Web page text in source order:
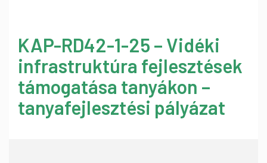
KAP-RD42-1-25 – Vidéki
infrastruktúra fejlesztések
támogatása tanyákon –
tanyafejlesztési pályázat